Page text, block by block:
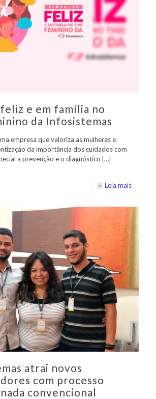
e em família no
da Infosistemas
empresa que valoriza as mulheres e
da importância dos cuidados com
a prevenção e o diagnóstico […]
Leia mais
atrai novos
com processo
convencional